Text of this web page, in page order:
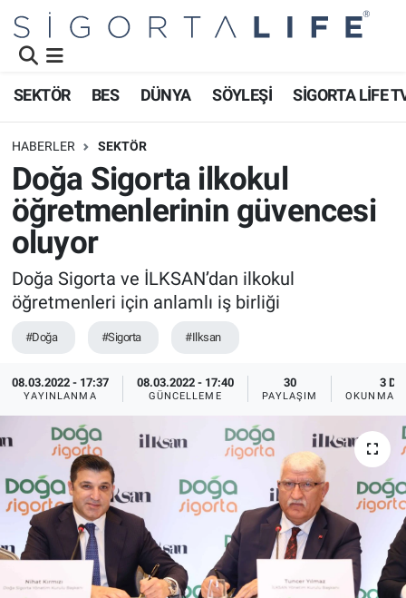
SEKTÖR BES DÜNYA SÖYLEŞİ SİGORTA LİFE
HABERLER SEKTÖR
Doğa Sigorta ilkokul
öğretmenlerinin güvencesi
oluyor
Doğa Sigorta ve İLKSAN’dan ilkokul
öğretmenleri için anlamlı iş birliği
#Doğa #Sigorta #Ilksan
08.03.2022 - 17:37
YAYINLANMA
08.03.2022 - 17:40
GÜNCELLEME
30
PAYLAŞIM
3 DK
OKUNMA
Namaz Vakitleri
Trafik Durumu
Süper Lig Puan Durumu ve Fikstür
Tüm Manşetler
Son Dakika Haberleri
Haber Arşivi